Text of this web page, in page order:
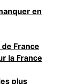
en
France
la France
plus